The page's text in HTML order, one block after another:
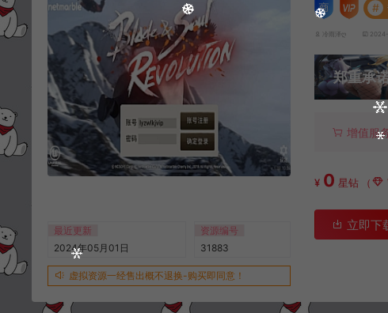
最近更新
2024年05月01日
资源编号
31883
虚拟资源一经售出概不退换-购买即同意！
#
冷雨泽ღ
郑重承
增值服
¥ 0 星钻 （
立即下